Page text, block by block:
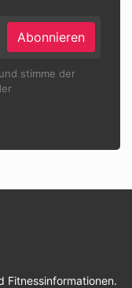
Abonnieren
stimme der
Fitnessinformationen.